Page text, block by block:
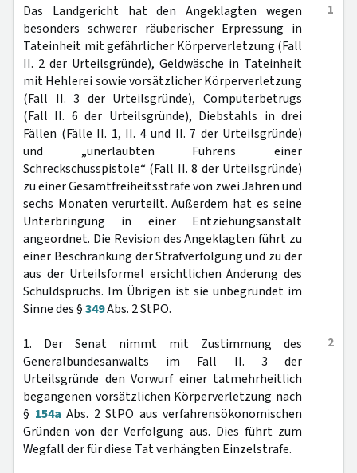
1
Das Landgericht hat den Angeklagten wegen
besonders schwerer räuberischer Erpressung in
Tateinheit mit gefährlicher Körperverletzung (Fall
II. 2 der Urteilsgründe), Geldwäsche in Tateinheit
mit Hehlerei sowie vorsätzlicher Körperverletzung
(Fall II. 3 der Urteilsgründe), Computerbetrugs
(Fall II. 6 der Urteilsgründe), Diebstahls in drei
Fällen (Fälle II. 1, II. 4 und II. 7 der Urteilsgründe)
und „unerlaubten Führens einer
Schreckschusspistole“ (Fall II. 8 der Urteilsgründe)
zu einer Gesamtfreiheitsstrafe von zwei Jahren und
sechs Monaten verurteilt. Außerdem hat es seine
Unterbringung in einer Entziehungsanstalt
angeordnet. Die Revision des Angeklagten führt zu
einer Beschränkung der Strafverfolgung und zu der
aus der Urteilsformel ersichtlichen Änderung des
Schuldspruchs. Im Übrigen ist sie unbegründet im
Sinne des §349Abs. 2 StPO.
2
1. Der Senat nimmt mit Zustimmung des
Generalbundesanwalts im Fall II. 3 der
Urteilsgründe den Vorwurf einer tatmehrheitlich
begangenen vorsätzlichen Körperverletzung nach
§ 154a Abs. 2 StPO aus verfahrensökonomischen
Gründen von der Verfolgung aus. Dies führt zum
Wegfall der für diese Tat verhängten Einzelstrafe.